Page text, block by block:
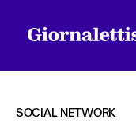
SOCIAL NETWORK